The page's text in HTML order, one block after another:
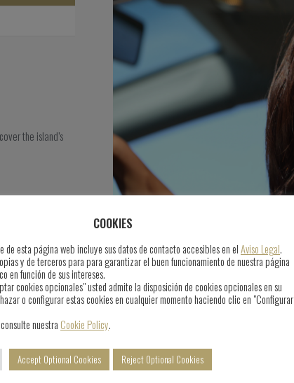
the island’s
COOKIES
de esta página web incluye sus datos de contacto accesibles en elAviso Legal.
y de terceros para para garantizar el buen funcionamiento de nuestra página
en función de sus intereses.
cookies opcionales" usted admite la disposición de cookies opcionales en su
o configurar estas cookies en cualquier momento haciendo clic en "Configurar
nuestra Cookie Policy.
Accept Optional Cookies Reject Optional Cookies